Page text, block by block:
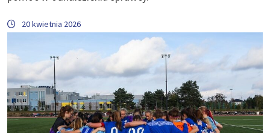
20 kwietnia 2026